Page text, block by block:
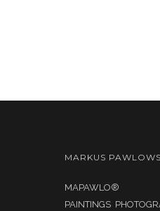
MARKUS
MAPAWLO®
PAINTINGS